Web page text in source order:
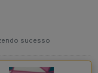
sucesso